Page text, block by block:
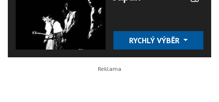
RYCHLÝ VÝBĚR